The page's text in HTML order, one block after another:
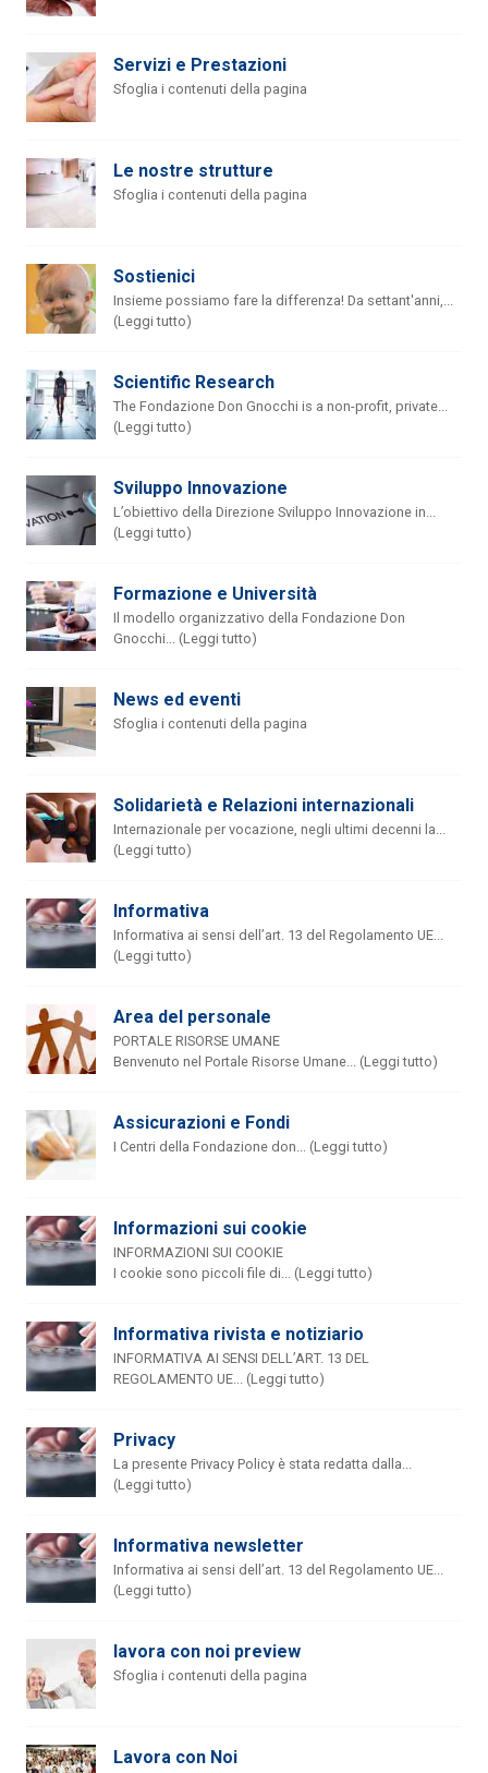
Servizi e Prestazioni
Sfoglia i contenuti della pagina
Le nostre strutture
Sfoglia i contenuti della pagina
Sostienici
Insieme possiamo fare la differenza! Da settant'anni,...
(Leggi tutto)
Scientific Research
The Fondazione Don Gnocchi is a non-profit, private...
(Leggi tutto)
Sviluppo Innovazione
L’obiettivo della Direzione Sviluppo Innovazione in...
(Leggi tutto)
Formazione e Università
Il modello organizzativo della Fondazione Don
Gnocchi... (Leggi tutto)
News ed eventi
Sfoglia i contenuti della pagina
Solidarietà e Relazioni internazionali
Internazionale per vocazione, negli ultimi decenni la...
(Leggi tutto)
Informativa
Informativa ai sensi dell’art. 13 del Regolamento UE...
(Leggi tutto)
Area del personale
PORTALE RISORSE UMANE
Benvenuto nel Portale Risorse Umane... (Leggi tutto)
Assicurazioni e Fondi
I Centri della Fondazione don... (Leggi tutto)
Informazioni sui cookie
INFORMAZIONI SUI COOKIE
I cookie sono piccoli file di... (Leggi tutto)
Informativa rivista e notiziario
INFORMATIVA AI SENSI DELL’ART. 13 DEL
REGOLAMENTO UE... (Leggi tutto)
Privacy
La presente Privacy Policy è stata redatta dalla...
(Leggi tutto)
Informativa newsletter
Informativa ai sensi dell’art. 13 del Regolamento UE...
(Leggi tutto)
lavora con noi preview
Sfoglia i contenuti della pagina
Lavora con Noi